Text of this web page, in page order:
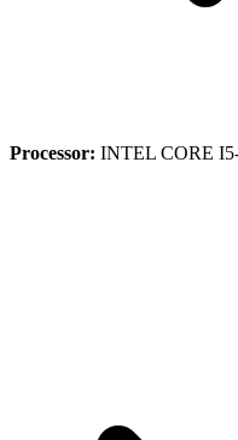
Processor: INTEL CORE